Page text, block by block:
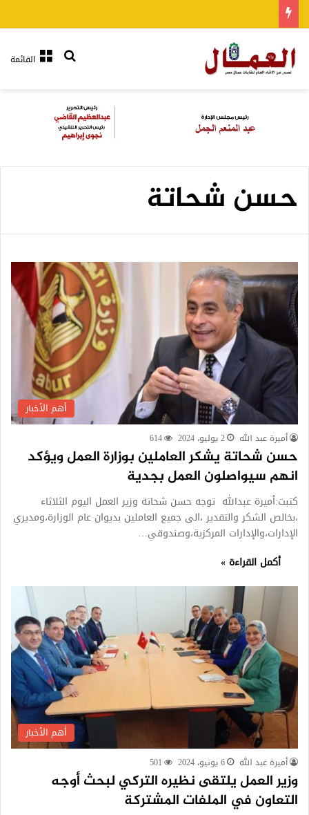
القائمةبحث عن
حسن شحاتة
أهم الأخبار
أميرة عبد الله 2 يوليو، 2024 614
حسن شحاتة يشكر العاملين بوزارة العمل ويؤكد
انهم سيواصلون العمل بجدية
كتبت:أميرة عبدالله توجه حسن شحاتة وزير العمل اليوم الثلاثاء
،بخالص الشكر والتقدير ،الى جميع العاملين بديوان عام الوزارة،ومديري
الإدارات،والإدارات المركزية،وصندوقي…
أكمل القراءة »
أهم الأخبار
أميرة عبد الله 6 يونيو، 2024 501
وزير العمل يلتقى نظيره التركي لبحث أوجه
التعاون في الملفات المشتركة